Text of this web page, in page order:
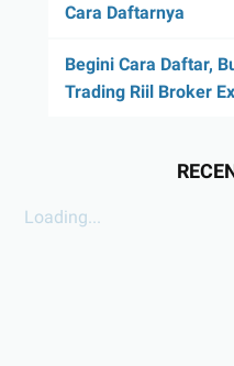
Cara Daftarnya
Begini Cara Daftar,
Trading Riil Broker
Loading...